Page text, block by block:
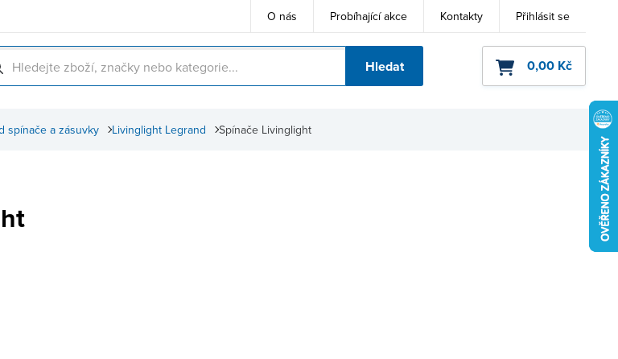
O nás Probíhající akce Kontakty Přihlásit se
Hledat 0,00 Kč
Spínače Livinglight
Livinglight Legrand
spínače a zásuvky